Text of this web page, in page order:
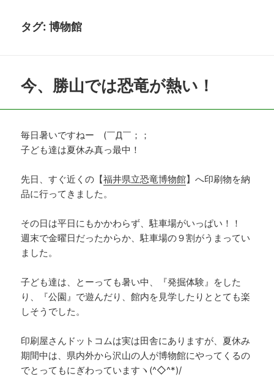
タグ:博物館
今、勝山では恐竜が熱い！
毎日暑いですねー (￣Д￣；；
子ども達は夏休み真っ最中！
先日、すぐ近くの【福井県立恐竜博物館】へ印刷物を納
品に行ってきました。
その日は平日にもかかわらず、駐車場がいっぱい！！
週末で金曜日だったからか、駐車場の９割がうまってい
ました。
子ども達は、とーっても暑い中、『発掘体験』をした
り、『公園』で遊んだり、館内を見学したりととても楽
しそうでした。
印刷屋さんドットコムは実は田舎にありますが、夏休み
期間中は、県内外から沢山の人が博物館にやってくるの
でとってもにぎわっていますヽ(^◇^*)/